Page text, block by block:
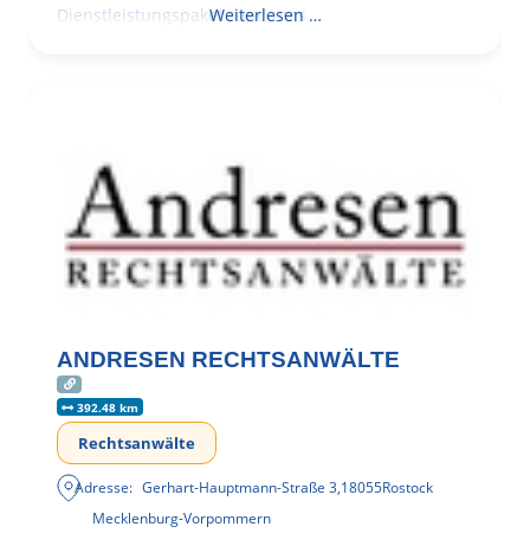
Dienstleistungspaket rund ums
Weiterlesen …
ANDRESEN RECHTSANWÄLTE
392.48 km
Rechtsanwälte
Adresse: Gerhart-Hauptmann-Straße 3,18055Rostock
Mecklenburg-Vorpommern